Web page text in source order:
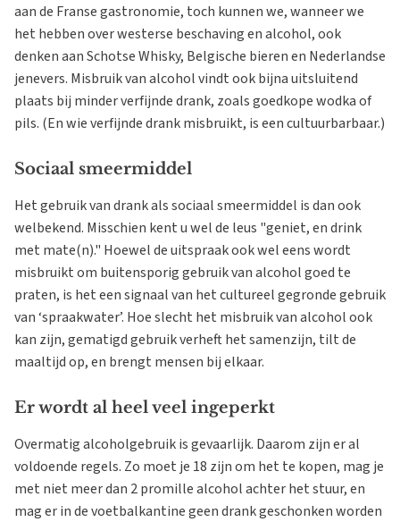
aan de Franse gastronomie, toch kunnen we, wanneer we
het hebben over westerse beschaving en alcohol, ook
denken aan Schotse Whisky, Belgische bieren en Nederlandse
jenevers. Misbruik van alcohol vindt ook bijna uitsluitend
plaats bij minder verfijnde drank, zoals goedkope wodka of
pils. (En wie verfijnde drank misbruikt, is een cultuurbarbaar.)
Sociaal smeermiddel
Het gebruik van drank als sociaal smeermiddel is dan ook
welbekend. Misschien kent u wel de leus "geniet, en drink
met mate(n)." Hoewel de uitspraak ook wel eens wordt
misbruikt om buitensporig gebruik van alcohol goed te
praten, is het een signaal van het cultureel gegronde gebruik
van ‘spraakwater’. Hoe slecht het misbruik van alcohol ook
kan zijn, gematigd gebruik verheft het samenzijn, tilt de
maaltijd op, en brengt mensen bij elkaar.
Er wordt al heel veel ingeperkt
Overmatig alcoholgebruik is gevaarlijk. Daarom zijn er al
voldoende regels. Zo moet je 18 zijn om het te kopen, mag je
met niet meer dan 2 promille alcohol achter het stuur, en
mag er in de voetbalkantine geen drank geschonken worden